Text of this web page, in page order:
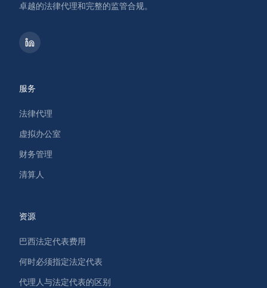
卓越的法律代理和完整的监管合规。
服务
法律代理
虚拟办公室
财务管理
清算人
资源
巴西法定代表费用
何时必须指定法定代表
代理人与法定代表的区别